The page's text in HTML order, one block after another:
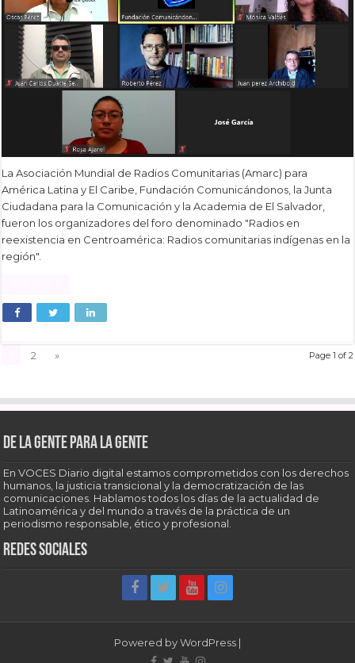
La Asociación Mundial de Radios Comunitarias (Amarc) para
América Latina y El Caribe, Fundación Comunicándonos, la Junta
Ciudadana para la Comunicación y la Academia de El Salvador,
fueron los organizadores del foro denominado "Radios en
reexistencia en Centroamérica: Radios comunitarias indígenas en la
región".
Page 1 of 2
2 »
De la gente para la gente
En VOCES Diario digital estamos comprometidos con los derechos
humanos, la justicia transicional y la democratización de las
comunicaciones. Hablamos todos los días de la actualidad de
Latinoamérica y del mundo a través de la práctica de un
periodismo responsable, ético y profesional.
Redes sociales
Powered byWordPress |